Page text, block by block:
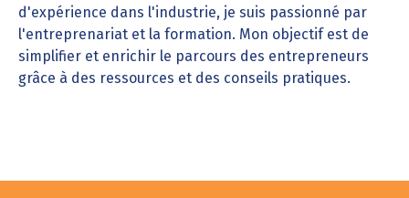
d'expérience dans l'industrie, je suis passionné par
l'entreprenariat et la formation. Mon objectif est de
simplifier et enrichir le parcours des entrepreneurs
grâce à des ressources et des conseils pratiques.